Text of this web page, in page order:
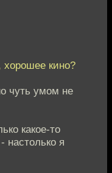
хорошее кино?
чуть умом не
какое-то
настолько я